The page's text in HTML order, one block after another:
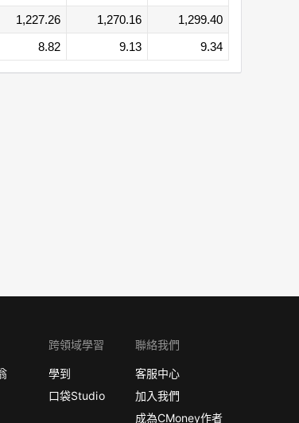
1,227.26 1,270.16
1,299.40
8.82 9.13 9.34
跨領域學習
學到
口袋Studio
聯絡我們
客服中心
加入我們
成為CMoney作者